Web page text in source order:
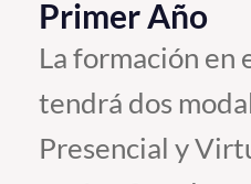
Admisión
Pregrado
Postgrado
Primer Año
La formación en
tendrá dos
Presencial y